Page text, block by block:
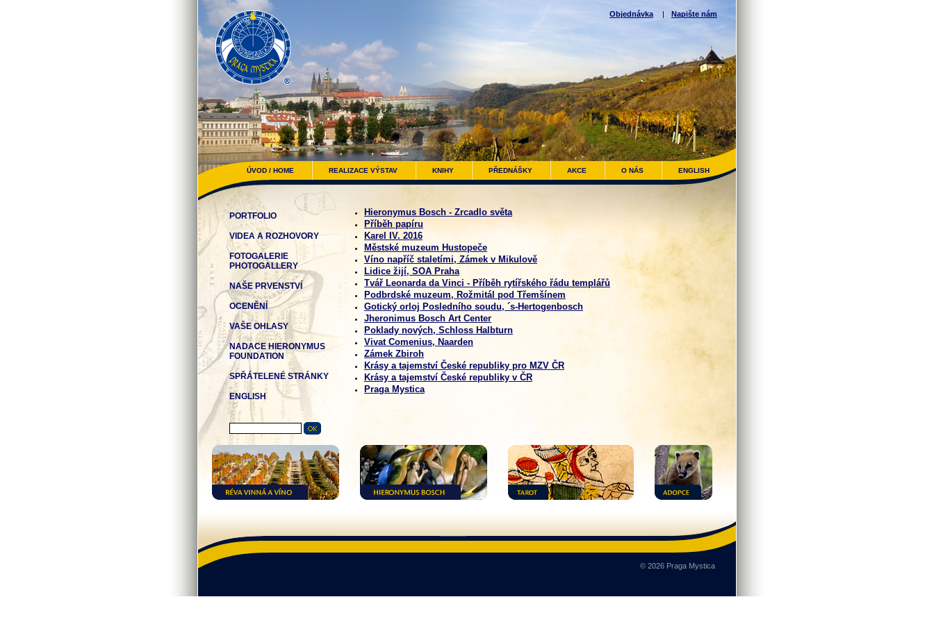
Objednávka | Napište nám
ÚVOD / HOME REALIZACE VÝSTAV KNIHY PŘEDNÁŠKY AKCE O NÁS ENGLISH
PORTFOLIO
VIDEA A ROZHOVORY
FOTOGALERIE
PHOTOGALLERY
NAŠE PRVENSTVÍ
OCENĚNÍ
VAŠE OHLASY
NADACE HIERONYMUS
FOUNDATION
SPŘÁTELENÉ STRÁNKY
ENGLISH
Hieronymus Bosch - Zrcadlo světa
Příběh papíru
Karel IV. 2016
Městské muzeum Hustopeče
Víno napříč staletími, Zámek v Mikulově
Lidice žijí, SOA Praha
Tvář Leonarda da Vinci - Příběh rytířského řádu templářů
Podbrdské muzeum, Rožmitál pod Třemšínem
Gotický orloj Posledního soudu, ´s-Hertogenbosch
Jheronimus Bosch Art Center
Poklady nových, Schloss Halbturn
Vivat Comenius, Naarden
Zámek Zbiroh
Krásy a tajemství České republiky pro MZV ČR
Krásy a tajemství České republiky v ČR
Praga Mystica
© 2026 Praga Mystica